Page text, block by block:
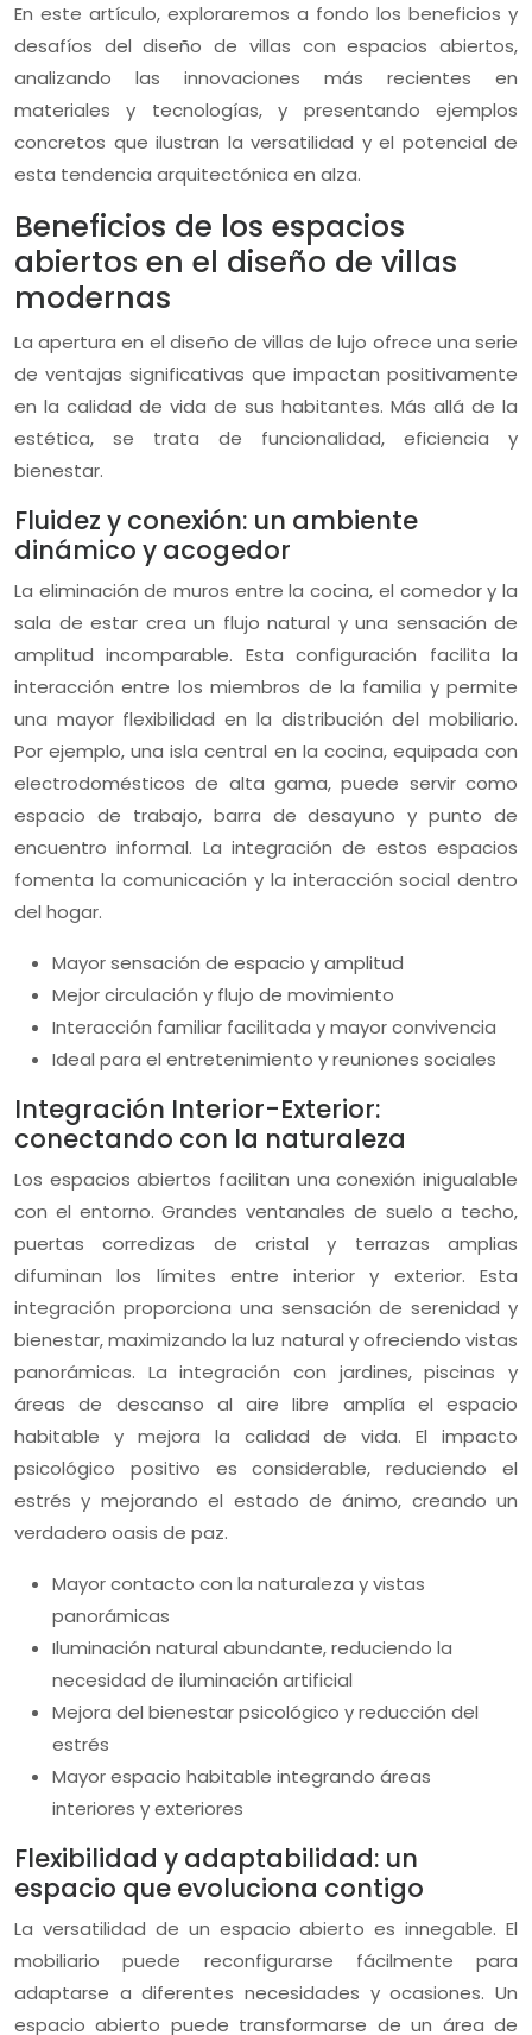
En este artículo, exploraremos a fondo los beneficios y
desafíos del diseño de villas con espacios abiertos,
analizando las innovaciones más recientes en
materiales y tecnologías, y presentando ejemplos
concretos que ilustran la versatilidad y el potencial de
esta tendencia arquitectónica en alza.
Beneficios de los espacios
abiertos en el diseño de villas
modernas
La apertura en el diseño de villas de lujo ofrece una serie
de ventajas significativas que impactan positivamente
en la calidad de vida de sus habitantes. Más allá de la
estética, se trata de funcionalidad, eficiencia y
bienestar.
Fluidez y conexión: un ambiente
dinámico y acogedor
La eliminación de muros entre la cocina, el comedor y la
sala de estar crea un flujo natural y una sensación de
amplitud incomparable. Esta configuración facilita la
interacción entre los miembros de la familia y permite
una mayor flexibilidad en la distribución del mobiliario.
Por ejemplo, una isla central en la cocina, equipada con
electrodomésticos de alta gama, puede servir como
espacio de trabajo, barra de desayuno y punto de
encuentro informal. La integración de estos espacios
fomenta la comunicación y la interacción social dentro
del hogar.
Mayor sensación de espacio y amplitud
Mejor circulación y flujo de movimiento
Interacción familiar facilitada y mayor convivencia
Ideal para el entretenimiento y reuniones sociales
Integración Interior-Exterior:
conectando con la naturaleza
Los espacios abiertos facilitan una conexión inigualable
con el entorno. Grandes ventanales de suelo a techo,
puertas corredizas de cristal y terrazas amplias
difuminan los límites entre interior y exterior. Esta
integración proporciona una sensación de serenidad y
bienestar, maximizando la luz natural y ofreciendo vistas
panorámicas. La integración con jardines, piscinas y
áreas de descanso al aire libre amplía el espacio
habitable y mejora la calidad de vida. El impacto
psicológico positivo es considerable, reduciendo el
estrés y mejorando el estado de ánimo, creando un
verdadero oasis de paz.
Mayor contacto con la naturaleza y vistas
panorámicas
Iluminación natural abundante, reduciendo la
necesidad de iluminación artificial
Mejora del bienestar psicológico y reducción del
estrés
Mayor espacio habitable integrando áreas
interiores y exteriores
Flexibilidad y adaptabilidad: un
espacio que evoluciona contigo
La versatilidad de un espacio abierto es innegable. El
mobiliario puede reconfigurarse fácilmente para
adaptarse a diferentes necesidades y ocasiones. Un
espacio abierto puede transformarse de un área de